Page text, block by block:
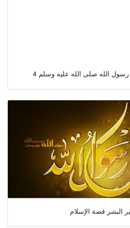
رسول الله صلى الله عليه وسلم
البشر قصة الإسلام